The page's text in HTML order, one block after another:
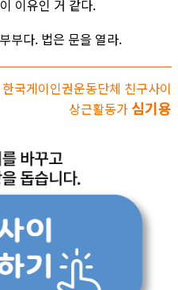
이유인 거 같다.
부다. 법은 문을 열라.
한국게이인권운동단체 친구사이
상근활동가 심기용